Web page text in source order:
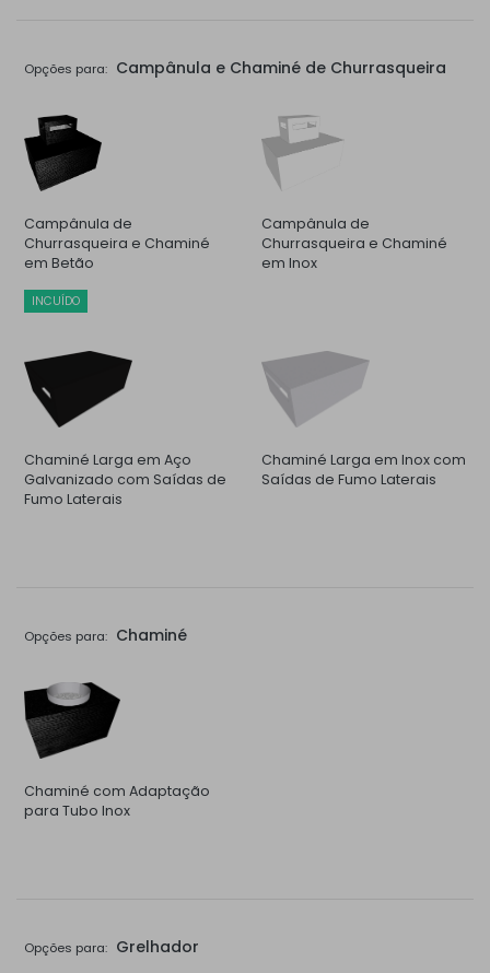
Opções para: Campânula e Chaminé de Churrasqueira
Campânula de
Churrasqueira e Chaminé
em Betão
INCUÍDO
Campânula de
Churrasqueira e Chaminé
em Inox
Chaminé Larga em Aço
Galvanizado com Saídas de
Fumo Laterais
Chaminé Larga em Inox com
Saídas de Fumo Laterais
Opções para: Chaminé
Chaminé com Adaptação
para Tubo Inox
Opções para: Grelhador